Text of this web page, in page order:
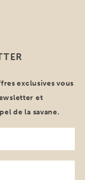
exclusives vous
et
de la savane.